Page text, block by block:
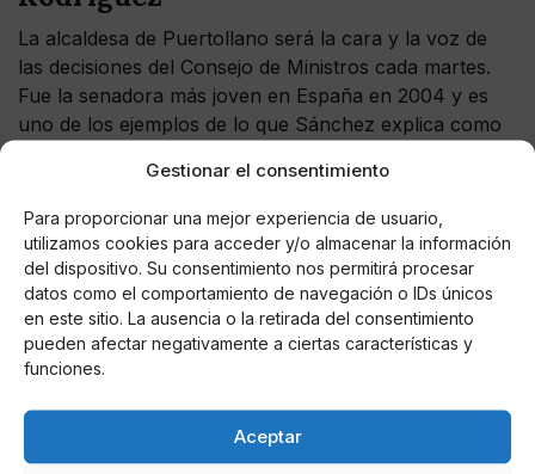
Gestionar el consentimiento
Para proporcionar una mejor experiencia de usuario,
utilizamos cookies para acceder y/o almacenar la información
del dispositivo. Su consentimiento nos permitirá procesar
datos como el comportamiento de navegación o IDs únicos
en este sitio. La ausencia o la retirada del consentimiento
pueden afectar negativamente a ciertas características y
funciones.
Aceptar
La alcaldesa de Puertollano será la cara y la voz de
las decisiones del Consejo de Ministros cada martes.
Fue la senadora más joven en España en 2004 y es
uno de los ejemplos de lo que Sánchez explica como
Diputada tres legislaturas por Ciudad Real, asume un
ministerio clave en la relación del Gobierno con las
comunidades autónomas.
Ministro de Asuntos Exteriores,
José Manuel Albares
El hasta ahora embajador de España en París es un
Ha sido secreaatarao geneal de Asuntos
Internacionales, Unión Europea, G-20 y Seguridad